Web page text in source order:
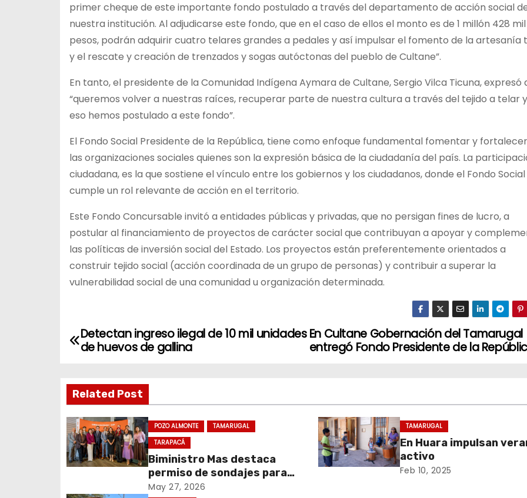
primer cheque de este importante fondo postulado a través del departamento de acción social
nuestra institución. Al adjudicarse este fondo, que en el caso de ellos el monto es de 1 millón 428 mil
pesos, podrán adquirir cuatro telares grandes a pedales y así impulsar el fomento de la artesanía
y el rescate y creación de trenzados y sogas autóctonas del pueblo de Cultane”.
En tanto, el presidente de la Comunidad Indígena Aymara de Cultane, Sergio Vilca Ticuna, expresó
“queremos volver a nuestras raíces, recuperar parte de nuestra cultura a través del tejido a telar
eso hemos postulado a este fondo”.
El Fondo Social Presidente de la República, tiene como enfoque fundamental fomentar y
las organizaciones sociales quienes son la expresión básica de la ciudadanía del país. La
ciudadana, es la que sostiene el vínculo entre los gobiernos y los ciudadanos, donde el Fondo Social
cumple un rol relevante de acción en el territorio.
Este Fondo Concursable invitó a entidades públicas y privadas, que no persigan fines de lucro, a
postular al financiamiento de proyectos de carácter social que contribuyan a apoyar y
las políticas de inversión social del Estado. Los proyectos están preferentemente orientados a
construir tejido social (acción coordinada de un grupo de personas) y contribuir a superar la
vulnerabilidad social de una comunidad u organización determinada.
N
v
e
g
a
En Cultane Gobernación del Tamarugal
entregó Fondo Presidente de la
Detectan ingreso ilegal de 10 mil unidades
de huevos de gallina
Related Post
POZO ALMONTE
TAMARUGAL
TARAPACÁ
Biministro Mas destaca
permiso de sondajes para
Cerro Colorado
May 27, 2026
TAMARUGAL
En Huara impulsan
activo
Feb 10, 2025